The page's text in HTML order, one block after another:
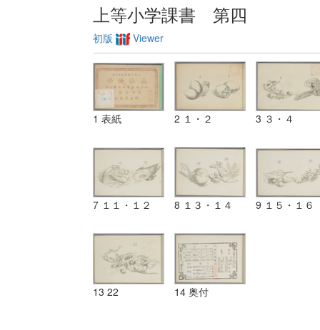
上等小学課書 第四
初版 Viewer
1 表紙 2 １・２ 3 ３・４
7 １１・１２ 8 １３・１４ 9 １５・１６
13 22 14 奥付